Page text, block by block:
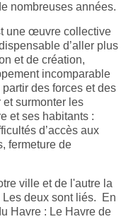
nombreuses années.
une œuvre collective
d’aller plus
et de création,
incomparable
des forces et des
et surmonter les
et ses habitants :
d’accès aux
fermeture de
ville et de l'autre la
deux sont liés. En
Havre : Le Havre de